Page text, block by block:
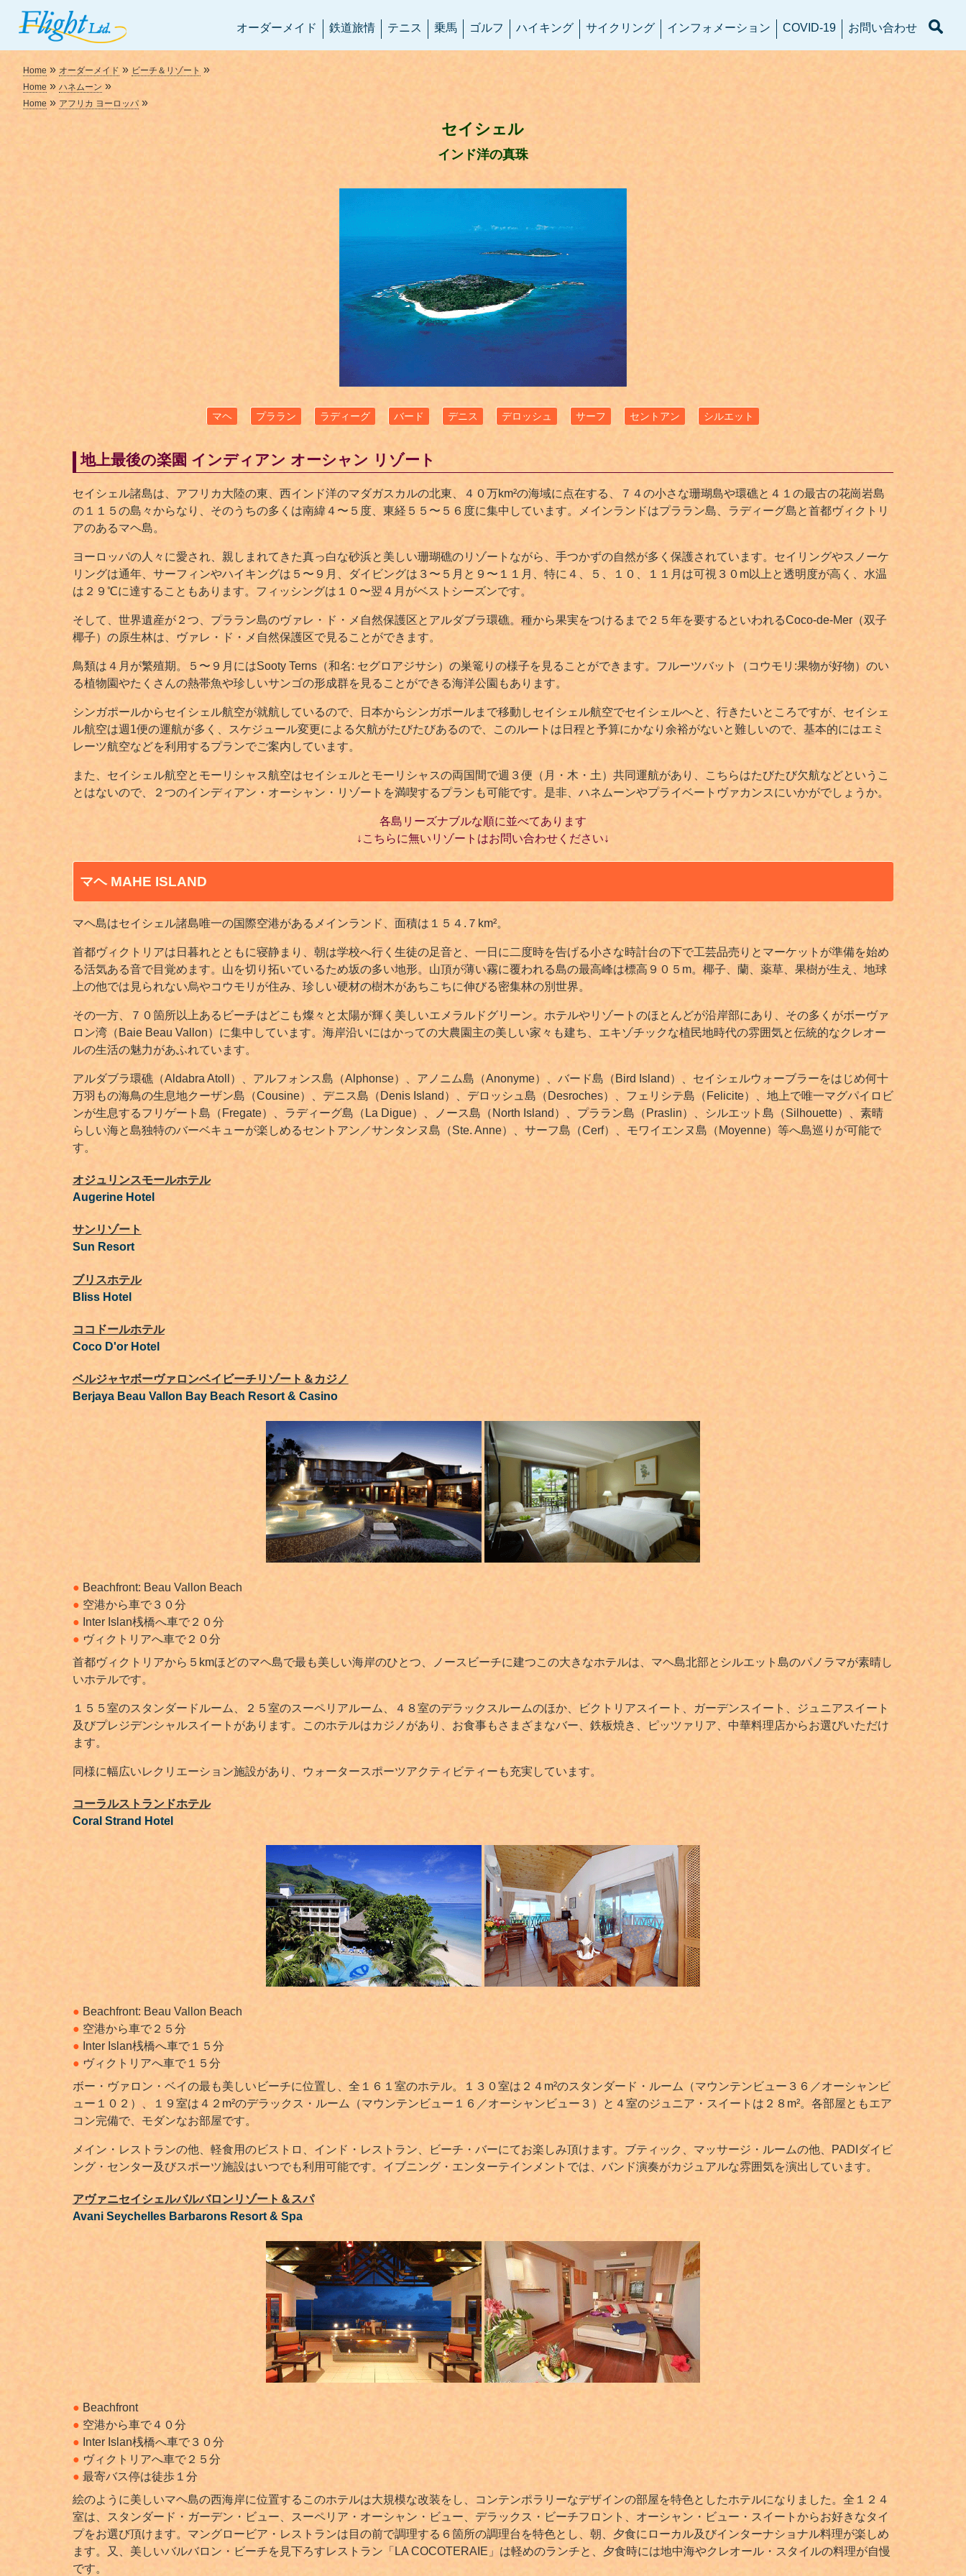
オーダーメイド 鉄道旅情 テニス 乗馬 ゴルフ ハイキング サイクリング インフォメーション COVID-19 お問い合わせ
Home » オーダーメイド » ビーチ＆リゾート »
Home » ハネムーン »
Home » アフリカ ヨーロッパ »
セイシェル
インド洋の真珠
マヘ プララン ラディーグ バード デニス デロッシュ サーフ セントアン シルエット
地上最後の楽園 インディアン オーシャン リゾート
セイシェル諸島は、アフリカ大陸の東、西インド洋のマダガスカルの北東、４０万km²の海域に点在する、７４の小さな珊瑚島や環礁と４１の最古の花崗岩島
の１１５の島々からなり、そのうちの多くは南緯４〜５度、東経５５〜５６度に集中しています。メインランドはプララン島、ラディーグ島と首都ヴィクトリ
アのあるマヘ島。
ヨーロッパの人々に愛され、親しまれてきた真っ白な砂浜と美しい珊瑚礁のリゾートながら、手つかずの自然が多く保護されています。セイリングやスノーケ
リングは通年、サーフィンやハイキングは５〜９月、ダイビングは３〜５月と９〜１１月、特に４、５、１０、１１月は可視３０m以上と透明度が高く、水温
は２９℃に達することもあります。フィッシングは１０〜翌４月がベストシーズンです。
そして、世界遺産が２つ、プララン島のヴァレ・ド・メ自然保護区とアルダブラ環礁。種から果実をつけるまで２５年を要するといわれるCoco-de-Mer（双子
椰子）の原生林は、ヴァレ・ド・メ自然保護区で見ることができます。
鳥類は４月が繁殖期。５〜９月にはSooty Terns（和名: セグロアジサシ）の巣篭りの様子を見ることができます。フルーツバット（コウモリ:果物が好物）のい
る植物園やたくさんの熱帯魚や珍しいサンゴの形成群を見ることができる海洋公園もあります。
シンガポールからセイシェル航空が就航しているので、日本からシンガポールまで移動しセイシェル航空でセイシェルへと、行きたいところですが、セイシェ
ル航空は週1便の運航が多く、スケジュール変更による欠航がたびたびあるので、このルートは日程と予算にかなり余裕がないと難しいので、基本的にはエミ
レーツ航空などを利用するプランでご案内しています。
また、セイシェル航空とモーリシャス航空はセイシェルとモーリシャスの両国間で週３便（月・木・土）共同運航があり、こちらはたびたび欠航などというこ
とはないので、２つのインディアン・オーシャン・リゾートを満喫するプランも可能です。是非、ハネムーンやプライベートヴァカンスにいかがでしょうか。
各島リーズナブルな順に並べてあります
↓こちらに無いリゾートはお問い合わせください↓
マヘ MAHE ISLAND
マヘ島はセイシェル諸島唯一の国際空港があるメインランド、面積は１５４.７km²。
首都ヴィクトリアは日暮れとともに寝静まり、朝は学校へ行く生徒の足音と、一日に二度時を告げる小さな時計台の下で工芸品売りとマーケットが準備を始め
る活気ある音で目覚めます。山を切り拓いているため坂の多い地形。山頂が薄い霧に覆われる島の最高峰は標高９０５m。椰子、蘭、薬草、果樹が生え、地球
上の他では見られない烏やコウモリが住み、珍しい硬材の樹木があちこちに伸びる密集林の別世界。
その一方、７０箇所以上あるビーチはどこも燦々と太陽が輝く美しいエメラルドグリーン。ホテルやリゾートのほとんどが沿岸部にあり、その多くがボーヴァ
ロン湾（Baie Beau Vallon）に集中しています。海岸沿いにはかっての大農園主の美しい家々も建ち、エキゾチックな植民地時代の雰囲気と伝統的なクレオー
ルの生活の魅力があふれています。
アルダブラ環礁（Aldabra Atoll）、アルフォンス島（Alphonse）、アノニム島（Anonyme）、バード島（Bird Island）、セイシェルウォーブラーをはじめ何十
万羽もの海鳥の生息地クーザン島（Cousine）、デニス島（Denis Island）、デロッシュ島（Desroches）、フェリシテ島（Felicite）、地上で唯一マグパイロビ
ンが生息するフリゲート島（Fregate）、ラディーグ島（La Digue）、ノース島（North Island）、プララン島（Praslin）、シルエット島（Silhouette）、素晴
らしい海と島独特のバーベキューが楽しめるセントアン／サンタンヌ島（Ste. Anne）、サーフ島（Cerf）、モワイエンヌ島（Moyenne）等へ島巡りが可能で
す。
オジュリンスモールホテル
Augerine Hotel
サンリゾート
Sun Resort
ブリスホテル
Bliss Hotel
ココドールホテル
Coco D'or Hotel
ベルジャヤボーヴァロンベイ ビーチリゾート＆カジノ
Berjaya Beau Vallon BayBeach Resort & Casino
● Beachfront: Beau Vallon Beach
● 空港から車で３０分
● Inter Islan桟橋へ車で２０分
● ヴィクトリアへ車で２０分
首都ヴィクトリアから５kmほどのマヘ島で最も美しい海岸のひとつ、ノースビーチに建つこの大きなホテルは、マヘ島北部とシルエット島のパノラマが素晴し
いホテルです。
１５５室のスタンダードルーム、２５室のスーペリアルーム、４８室のデラックスルームのほか、ビクトリアスイート、ガーデンスイート、ジュニアスイート
及びプレジデンシャルスイートがあります。このホテルはカジノがあり、お食事もさまざまなバー、鉄板焼き、ピッツァリア、中華料理店からお選びいただけ
ます。
同様に幅広いレクリエーション施設があり、ウォータースポーツアクティビティーも充実しています。
コーラルストランドホテル
Coral Strand Hotel
● Beachfront: Beau Vallon Beach
● 空港から車で２５分
● Inter Islan桟橋へ車で１５分
● ヴィクトリアへ車で１５分
ボー・ヴァロン・ベイの最も美しいビーチに位置し、全１６１室のホテル。１３０室は２４m²のスタンダード・ルーム（マウンテンビュー３６／オーシャンビ
ュー１０２）、１９室は４２m²のデラックス・ルーム（マウンテンビュー１６／オーシャンビュー３）と４室のジュニア・スイートは２８m²。各部屋ともエア
コン完備で、モダンなお部屋です。
メイン・レストランの他、軽食用のビストロ、インド・レストラン、ビーチ・バーにてお楽しみ頂けます。ブティック、マッサージ・ルームの他、PADIダイビ
ング・センター及びスポーツ施設はいつでも利用可能です。イブニング・エンターテインメントでは、バンド演奏がカジュアルな雰囲気を演出しています。
アヴァニセイシェルバルバロンリゾート＆スパ
Avani Seychelles BarbaronsResort & Spa
● Beachfront
● 空港から車で４０分
● Inter Islan桟橋へ車で３０分
● ヴィクトリアへ車で２５分
● 最寄バス停は徒歩１分
絵のように美しいマヘ島の西海岸に位置するこのホテルは大規模な改装をし、コンテンポラリーなデザインの部屋を特色としたホテルになりました。全１２４
室は、スタンダード・ガーデン・ビュー、スーペリア・オーシャン・ビュー、デラックス・ビーチフロント、オーシャン・ビュー・スイートからお好きなタイ
プをお選び頂けます。マングロービア・レストランは目の前で調理する６箇所の調理台を特色とし、朝、夕食にローカル及びインターナショナル料理が楽しめ
ます。又、美しいバルバロン・ビーチを見下ろすレストラン「LA COCOTERAIE」は軽めのランチと、夕食時には地中海やクレオール・スタイルの料理が自慢
です。